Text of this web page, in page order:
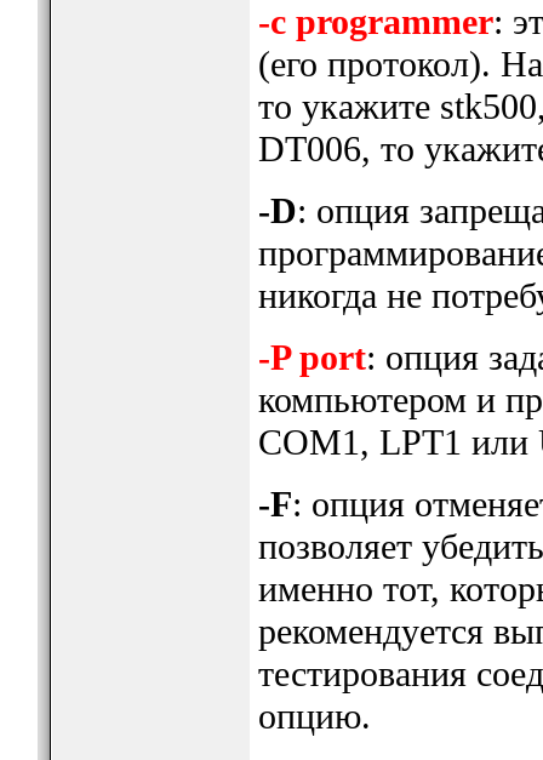
-c programmer:
(его протокол).
то укажите
DT006, то
-D: опция
никогда не
-P port: опция
компьютером и
COM1, LPT1 или
-F: опция
позволяет
именно тот,
рекомендуется
тестирования
опцию.